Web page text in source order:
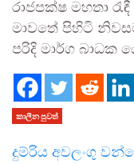
රාජපක්ෂ මහතා
මාවතේ පිහිටි
පරිදි මාර්ග බාධක
කාලීන පුවත්
දුම්රිය අවලංගු